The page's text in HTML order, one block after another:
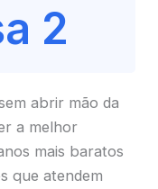
2
abrir mão da
a melhor
mais baratos
que atendem